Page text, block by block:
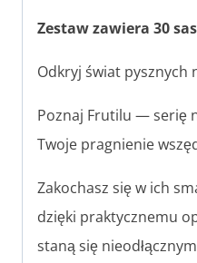
Zestaw zawiera 30
Odkryj świat pysznych
Poznaj Frutilu — serię
Twoje pragnienie
Zakochasz się w ich
dzięki praktycznemu
staną się